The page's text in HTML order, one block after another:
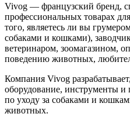
Vivog — французский бренд,
профессиональных товарах
того, являетесь ли вы
собаками и кошками),
ветеринаром, зоомагазином,
поведению животных,
Компания Vivog
оборудование, инструменты
по уходу за собаками и
животных.